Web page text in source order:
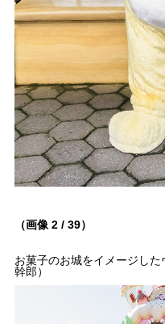
（画像 2 / 39）
お菓子のお城をイメージし
幹郎）